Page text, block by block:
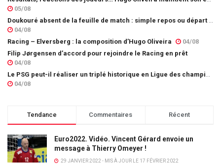
05/08
04/08
Racing – Elversberg : la composition d’Hugo Oliveira
04/08
Filip Jørgensen d’accord pour rejoindre le Racing en prêt
04/08
04/08
Tendance Commentaires Récent
Euro2022. Vidéo. Vincent Gérard envoie un
message à Thierry Omeyer !
29 JANVIER 2022 - MIS À JOUR LE 17 FÉVRIER 2022